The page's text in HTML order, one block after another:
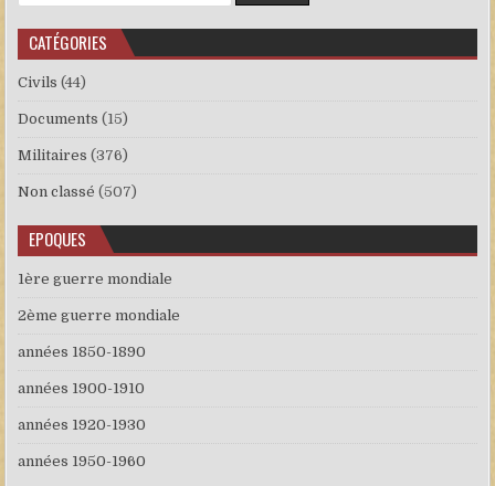
CATÉGORIES
Civils (44)
Documents (15)
Militaires (376)
Non classé (507)
EPOQUES
1ère guerre mondiale
2ème guerre mondiale
années 1850-1890
années 1900-1910
années 1920-1930
années 1950-1960